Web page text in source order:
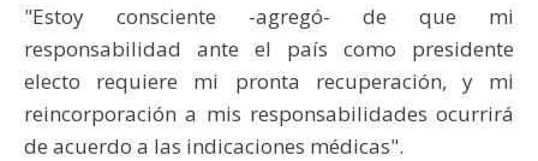
"Estoy consciente -agregó- de que mi
responsabilidad ante el país como presidente
electo requiere mi pronta recuperación, y mi
reincorporación a mis responsabilidades ocurrirá
de acuerdo a las indicaciones médicas".